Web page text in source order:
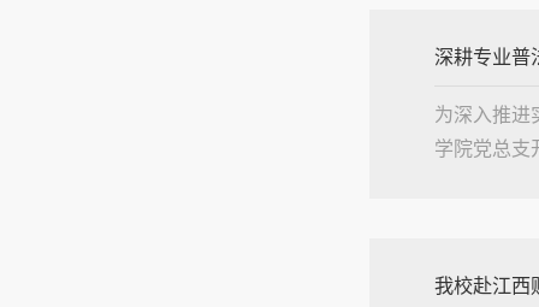
深耕专业普
为深入推进
学院党总支
我校赴江西